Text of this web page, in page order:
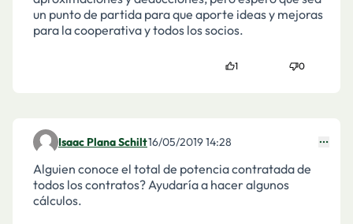
un punto de partida para que aporte ideas y mejoras
para la cooperativa y todos los socios.
1 0
Comentari 1519
Isaac Plana Schilt16/05/2019 14:28
Alguien conoce el total de potencia contratada de
todos los contratos? Ayudaría a hacer algunos
cálculos.